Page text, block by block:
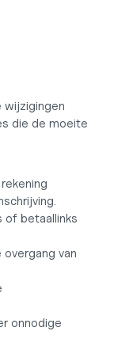
wijzigingen
die de moeite
betaallinks
van
onnodige